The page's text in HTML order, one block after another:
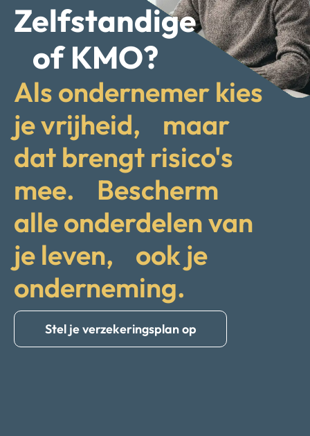
Zelfstandige
of KMO?
Als ondernemer kies
je vrijheid, maar
dat brengt risico's
mee. Bescherm
alle onderdelen van
je leven, ook je
onderneming.
Stel je verzekeringsplan op